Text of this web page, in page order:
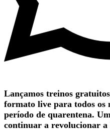
Lançamos treinos
formato live para todos os
período de quarentena.
continuar a revolucionar